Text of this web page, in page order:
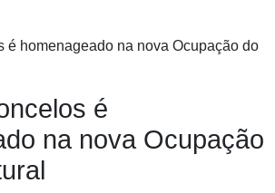
é
na nova Ocupação